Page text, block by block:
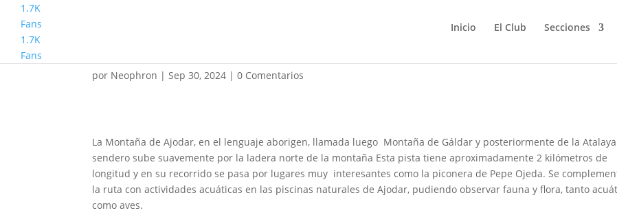
Inicio El Club Secciones
1.7K
Fans
1.7K
Fans
por Neophron |Sep 30, 2024 |0 Comentarios
La Montaña de Ajodar, en el lenguaje aborigen, llamada luego Montaña de Gáldar y posteriormente de la
sendero sube suavemente por la ladera norte de la montaña Esta pista tiene aproximadamente 2 kilómetros de
longitud y en su recorrido se pasa por lugares muy interesantes como la piconera de Pepe Ojeda. Se
la ruta con actividades acuáticas en las piscinas naturales de Ajodar, pudiendo observar fauna y flora, tanto
como aves.